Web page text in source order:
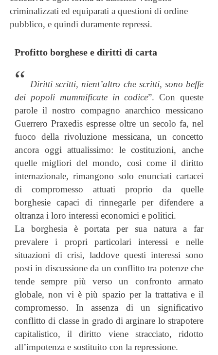
criminalizzati ed equiparati a questioni di ordine
pubblico, e quindi duramente repressi.
Profitto borghese e diritti di carta
“ Diritti scritti, nient’altro che scritti, sono beffe
dei popoli mummificate in codice”. Con queste
parole il nostro compagno anarchico messicano
Guerrero Praxedis espresse oltre un secolo fa, nel
fuoco della rivoluzione messicana, un concetto
ancora oggi attualissimo: le costituzioni, anche
quelle migliori del mondo, così come il diritto
internazionale, rimangono solo enunciati cartacei
di compromesso attuati proprio da quelle
borghesie capaci di rinnegarle per difendere a
oltranza i loro interessi economici e politici.
La borghesia è portata per sua natura a far
prevalere i propri particolari interessi e nelle
situazioni di crisi, laddove questi interessi sono
posti in discussione da un conflitto tra potenze che
tende sempre più verso un confronto armato
globale, non vi è più spazio per la trattativa e il
compromesso. In assenza di un significativo
conflitto di classe in grado di arginare lo strapotere
capitalistico, il diritto viene stracciato, ridotto
all’impotenza e sostituito con la repressione.